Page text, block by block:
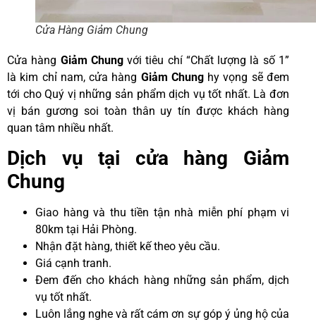
Cửa Hàng Giảm Chung
Cửa hàng Giảm Chungvới tiêu chí “Chất lượng là số 1”
là kim chỉ nam, cửa hàng Giảm Chunghy vọng sẽ đem
tới cho Quý vị những sản phẩm dịch vụ tốt nhất. Là đơn
vị bán gương soi toàn thân uy tín được khách hàng
quan tâm nhiều nhất.
Dịch vụ tại cửa hàng Giảm
Chung
Giao hàng và thu tiền tận nhà miễn phí phạm vi
80km tại Hải Phòng.
Nhận đặt hàng, thiết kế theo yêu cầu.
Giá cạnh tranh.
Đem đến cho khách hàng những sản phẩm, dịch
vụ tốt nhất.
Luôn lắng nghe và rất cám ơn sự góp ý ủng hộ của